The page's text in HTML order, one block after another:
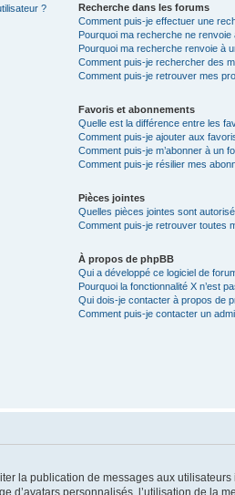
?
Recherche dans les forums
Comment puis-je effectuer une
Pourquoi ma recherche ne renvoie
Pourquoi ma recherche renvoie à
Comment puis-je rechercher des
Comment puis-je retrouver mes
Favoris et abonnements
Quelle est la différence entre les
Comment puis-je ajouter aux
Comment puis-je m’abonner à un
Comment puis-je résilier mes
Pièces jointes
Quelles pièces jointes sont
Comment puis-je retrouver toutes
À propos de phpBB
Qui a développé ce logiciel de
Pourquoi la fonctionnalité X n’est
Qui dois-je contacter à propos de
Comment puis-je contacter un
la publication de messages aux
personnalisés, l’utilisation de la